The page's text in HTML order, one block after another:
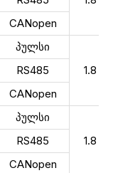
CANopen
პულსი
1.8
RS485
CANopen
პულსი
1.8
RS485
CANopen